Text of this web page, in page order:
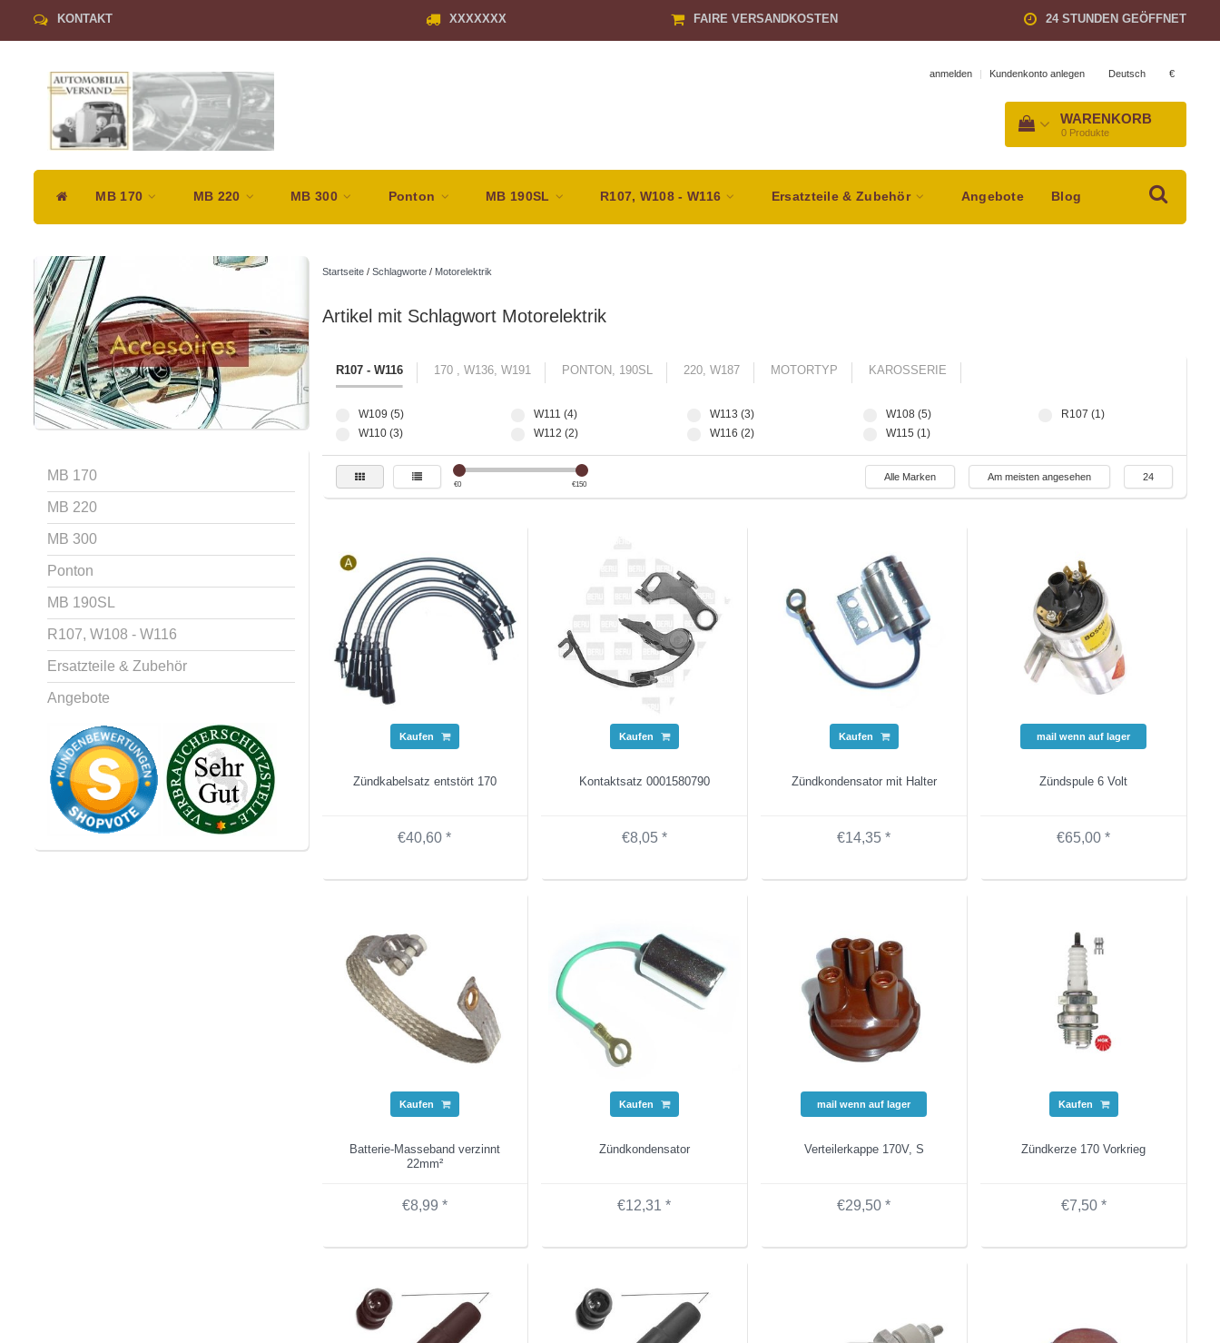
KONTAKT XXXXXXX FAIRE VERSANDKOSTEN 24 STUNDEN GEÖFFNET
anmelden | Kundenkonto anlegen Deutsch €
WARENKORB
0 Produkte
MB 170 MB 220 MB 300 Ponton MB 190SL R107, W108 - W116 Ersatzteile & Zubehör Angebote Blog
MB 170
MB 220
MB 300
Ponton
MB 190SL
R107, W108 - W116
Ersatzteile & Zubehör
Angebote
Startseite/ Schlagworte/ Motorelektrik
Artikel mit Schlagwort Motorelektrik
R107 - W116 170 , W136, W191 PONTON, 190SL 220, W187 MOTORTYP KAROSSERIE
W109 (5)
W110 (3)
W111 (4)
W112 (2)
W113 (3)
W116 (2)
W108 (5)
W115 (1)
R107 (1)
€0 €150
Alle Marken Am meisten angesehen 24
Kaufen
Zündkabelsatz entstört 170
€40,60 *
Kaufen
Kontaktsatz 0001580790
€8,05 *
Kaufen
Zündkondensator mit Halter
€14,35 *
mail wenn auf lager
Zündspule 6 Volt
€65,00 *
Kaufen
Batterie-Masseband verzinnt
22mm²
€8,99 *
Kaufen
Zündkondensator
€12,31 *
mail wenn auf lager
Verteilerkappe 170V, S
€29,50 *
Kaufen
Zündkerze 170 Vorkrieg
€7,50 *